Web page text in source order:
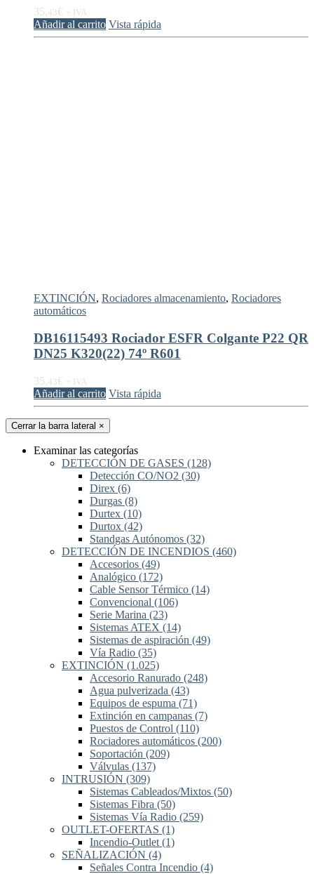
35,43€ + IVA
Añadir al carrito Vista rápida
EXTINCIÓN, Rociadores almacenamiento, Rociadores
automáticos
DB16115493 Rociador ESFR Colgante P22 QR
DN25 K320(22) 74º R601
35,43€ + IVA
Añadir al carrito Vista rápida
Cerrar la barra lateral ×
Examinar las categorías
DETECCIÓN DE GASES (128)
Detección CO/NO2 (30)
Direx (6)
Durgas (8)
Durtex (10)
Durtox (42)
Standgas Autónomos (32)
DETECCIÓN DE INCENDIOS (460)
Accesorios (49)
Analógico (172)
Cable Sensor Térmico (14)
Convencional (106)
Serie Marina (23)
Sistemas ATEX (14)
Sistemas de aspiración (49)
Vía Radio (35)
EXTINCIÓN (1.025)
Accesorio Ranurado (248)
Agua pulverizada (43)
Equipos de espuma (71)
Extinción en campanas (7)
Puestos de Control (110)
Rociadores automáticos (200)
Soportación (209)
Válvulas (137)
INTRUSIÓN (309)
Sistemas Cableados/Mixtos (50)
Sistemas Fibra (50)
Sistemas Vía Radio (259)
OUTLET-OFERTAS (1)
Incendio-Outlet (1)
SEÑALIZACIÓN (4)
Señales Contra Incendio (4)